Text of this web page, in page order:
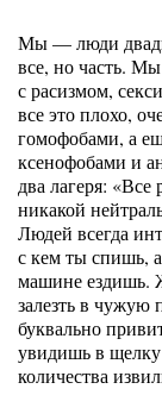
Мы — люди
все, но часть.
с расизмом,
все это плохо,
гомофобами, а
ксенофобами и
два лагеря:
никакой
Людей всегда
с кем ты спишь,
машине ездишь.
залезть в чужую
буквально
увидишь в
количества